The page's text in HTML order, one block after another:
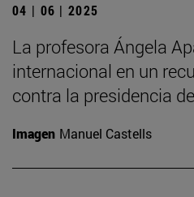
04 | 06 | 2025
La profesora Ángela
internacional en un
contra la presidencia
Imagen Manuel Castells